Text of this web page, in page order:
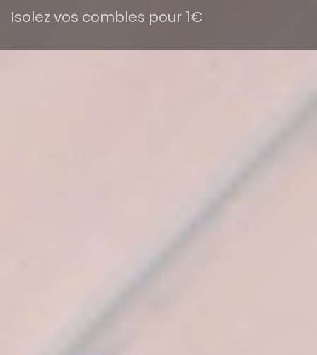
Isolez vos combles pour 1€